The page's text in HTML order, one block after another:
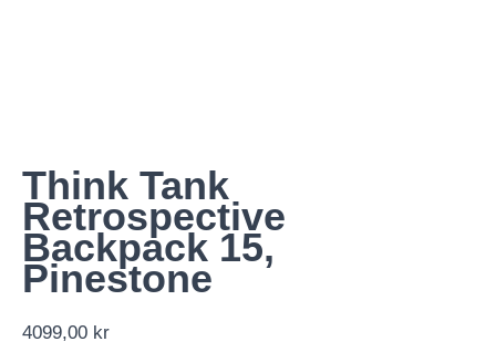
Think Tank
Retrospective
Backpack 15,
Pinestone
4099,00 kr